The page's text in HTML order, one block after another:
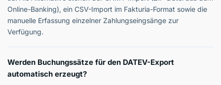
Online-Banking), ein CSV-Import im Fakturia-Format sowie die
manuelle Erfassung einzelner Zahlungseingsänge zur
Verfügung.
Werden Buchungssätze für den DATEV-Export
automatisch erzeugt?